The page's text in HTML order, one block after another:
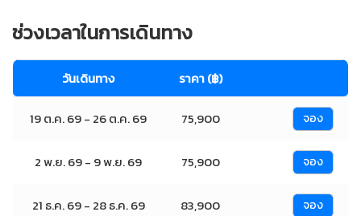
ช่วงเวลาในการเดินทาง
วันเดินทาง ราคา (฿)
19 ต.ค. 69 - 26 ต.ค. 69 75,900 จอง
2 พ.ย. 69 - 9 พ.ย. 69 75,900 จอง
21 ธ.ค. 69 - 28 ธ.ค. 69 83,900 จอง